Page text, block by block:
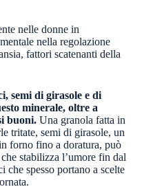
nelle donne in
nella regolazione
fattori scatenanti della
semi di girasole e di
minerale, oltre a
buoni. Una granola fatta in
tritate, semi di girasole, un
forno fino a doratura, può
stabilizza l’umore fin dal
spesso portano a scelte